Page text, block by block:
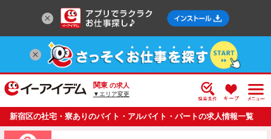
関東 の求人
▼エリア変更
新宿区の社宅・寮ありのバイト・アルバイト・パートの求人情報一覧